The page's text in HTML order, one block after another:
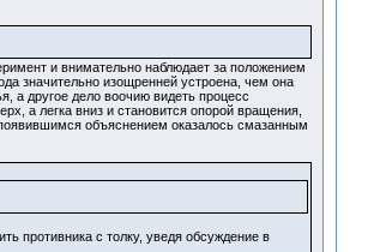
и внимательно наблюдает за положением
значительно изощренней устроена, чем она
а другое дело воочию видеть процесс
а легка вниз и становится опорой вращения,
объяснением оказалось смазанным
противника с толку, уведя обсуждение в